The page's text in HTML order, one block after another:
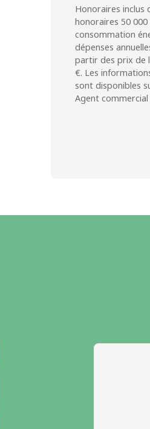
Honoraires inclus
honoraires 50 000
consommation
dépenses
partir des prix de
€. Les
sont disponibles
Agent commercial